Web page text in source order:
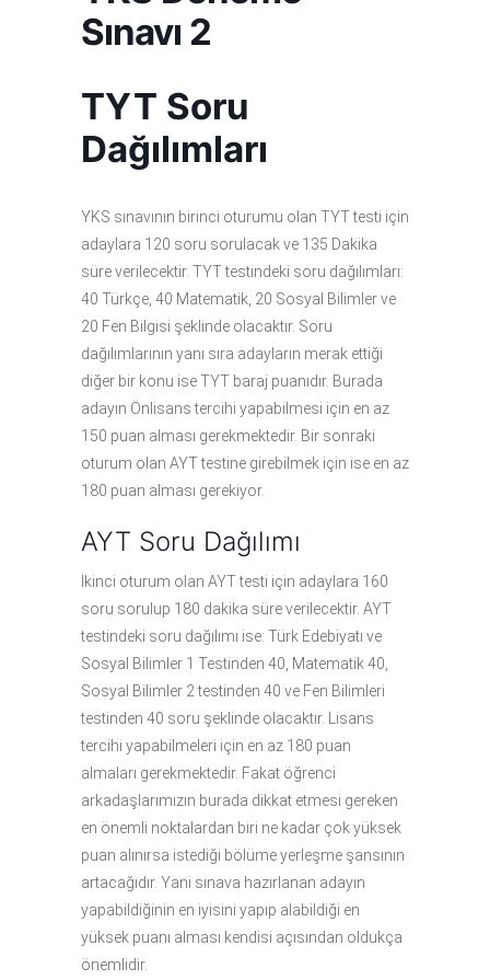
Sınavı 2
TYT Soru
Dağılımları
YKS sınavının birinci oturumu olan TYT testi için
adaylara 120 soru sorulacak ve 135 Dakika
süre verilecektir. TYT testindeki soru dağılımları:
40 Türkçe, 40 Matematik, 20 Sosyal Bilimler ve
20 Fen Bilgisi şeklinde olacaktır. Soru
dağılımlarının yanı sıra adayların merak ettiği
diğer bir konu ise TYT baraj puanıdır. Burada
adayın Önlisans tercihi yapabilmesi için en az
150 puan alması gerekmektedir. Bir sonraki
oturum olan AYT testine girebilmek için ise en az
180 puan alması gerekiyor.
AYT Soru Dağılımı
İkinci oturum olan AYT testi için adaylara 160
soru sorulup 180 dakika süre verilecektir. AYT
testindeki soru dağılımı ise: Türk Edebiyatı ve
Sosyal Bilimler 1 Testinden 40, Matematik 40,
Sosyal Bilimler 2 testinden 40 ve Fen Bilimleri
testinden 40 soru şeklinde olacaktır. Lisans
tercihi yapabilmeleri için en az 180 puan
almaları gerekmektedir. Fakat öğrenci
arkadaşlarımızın burada dikkat etmesi gereken
en önemli noktalardan biri ne kadar çok yüksek
puan alınırsa istediği bölüme yerleşme şansının
artacağıdır. Yani sınava hazırlanan adayın
yapabildiğinin en iyisini yapıp alabildiği en
yüksek puanı alması kendisi açısından oldukça
önemlidir.